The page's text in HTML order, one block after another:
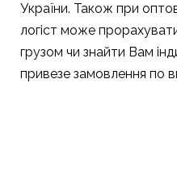
України. Також при
логіст може
грузом чи знайти Вам
привезе замовлення по